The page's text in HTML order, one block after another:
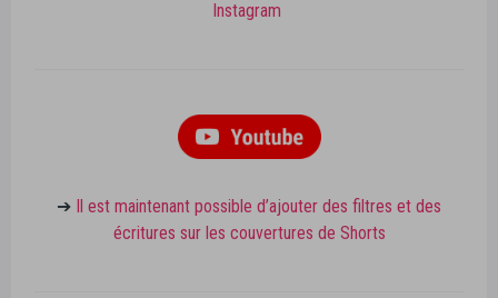
Instagram
➔ Il est maintenant possible d’ajouter des filtres et des
écritures sur les couvertures de Shorts